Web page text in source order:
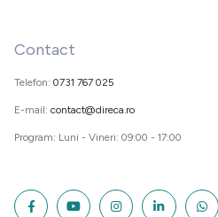
Contact
Telefon: 0731 767 025
E-mail: contact@direca.ro
Program: Luni - Vineri: 09:00 - 17:00